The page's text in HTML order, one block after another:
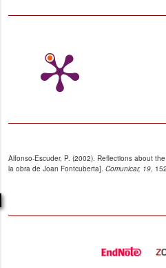
Alfonso-Escuder, P. (2002). Reflections about
la obra de Joan Fontcuberta]. Comunicar, 19,